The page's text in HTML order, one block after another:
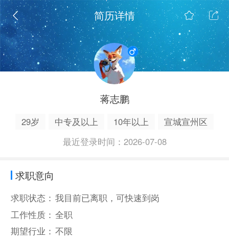
简历详情
蒋志鹏
29岁 中专及以上 10年以上
宣城宣州区
最近登录时间：2026-07-08
求职意向
求职状态： 我目前已离职，可快速到岗
工作性质： 全职
期望行业： 不限